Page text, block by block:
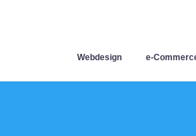
Webdesign e-